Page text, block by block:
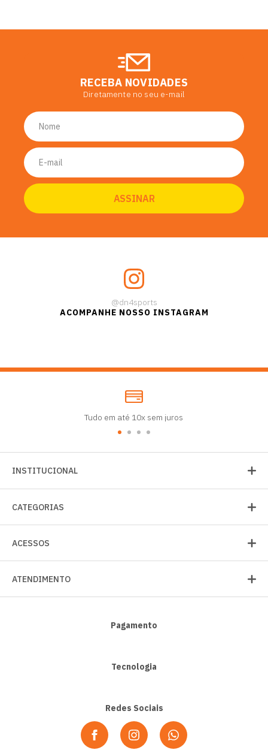
RECEBA NOVIDADES
Diretamente no seu e-mail
@dn4sports
ACOMPANHE NOSSO INSTAGRAM
Tudo em até 10x sem juros
INSTITUCIONAL
CATEGORIAS
ACESSOS
ATENDIMENTO
Pagamento
Tecnologia
Redes Sociais